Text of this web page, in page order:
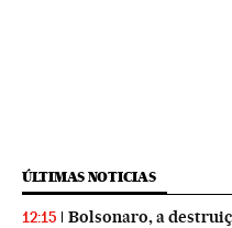
ÚLTIMAS NOTICIAS
12:15 Bolsonaro, a